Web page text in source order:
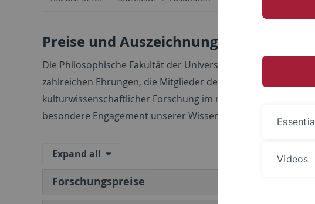
Preise und Auszeichnungen
Die Philosophische Fakultät der Universität Tübingen lebt
zahlreichen Ehrungen, die Mitglieder der Fakultät erhalten,
kulturwissenschaftlicher Forschung im nationalen und
besondere Engagement unserer Wissenschaftlerinnen und
Expand all
Forschungspreise
Videos